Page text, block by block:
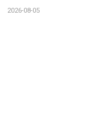
2026-08-05